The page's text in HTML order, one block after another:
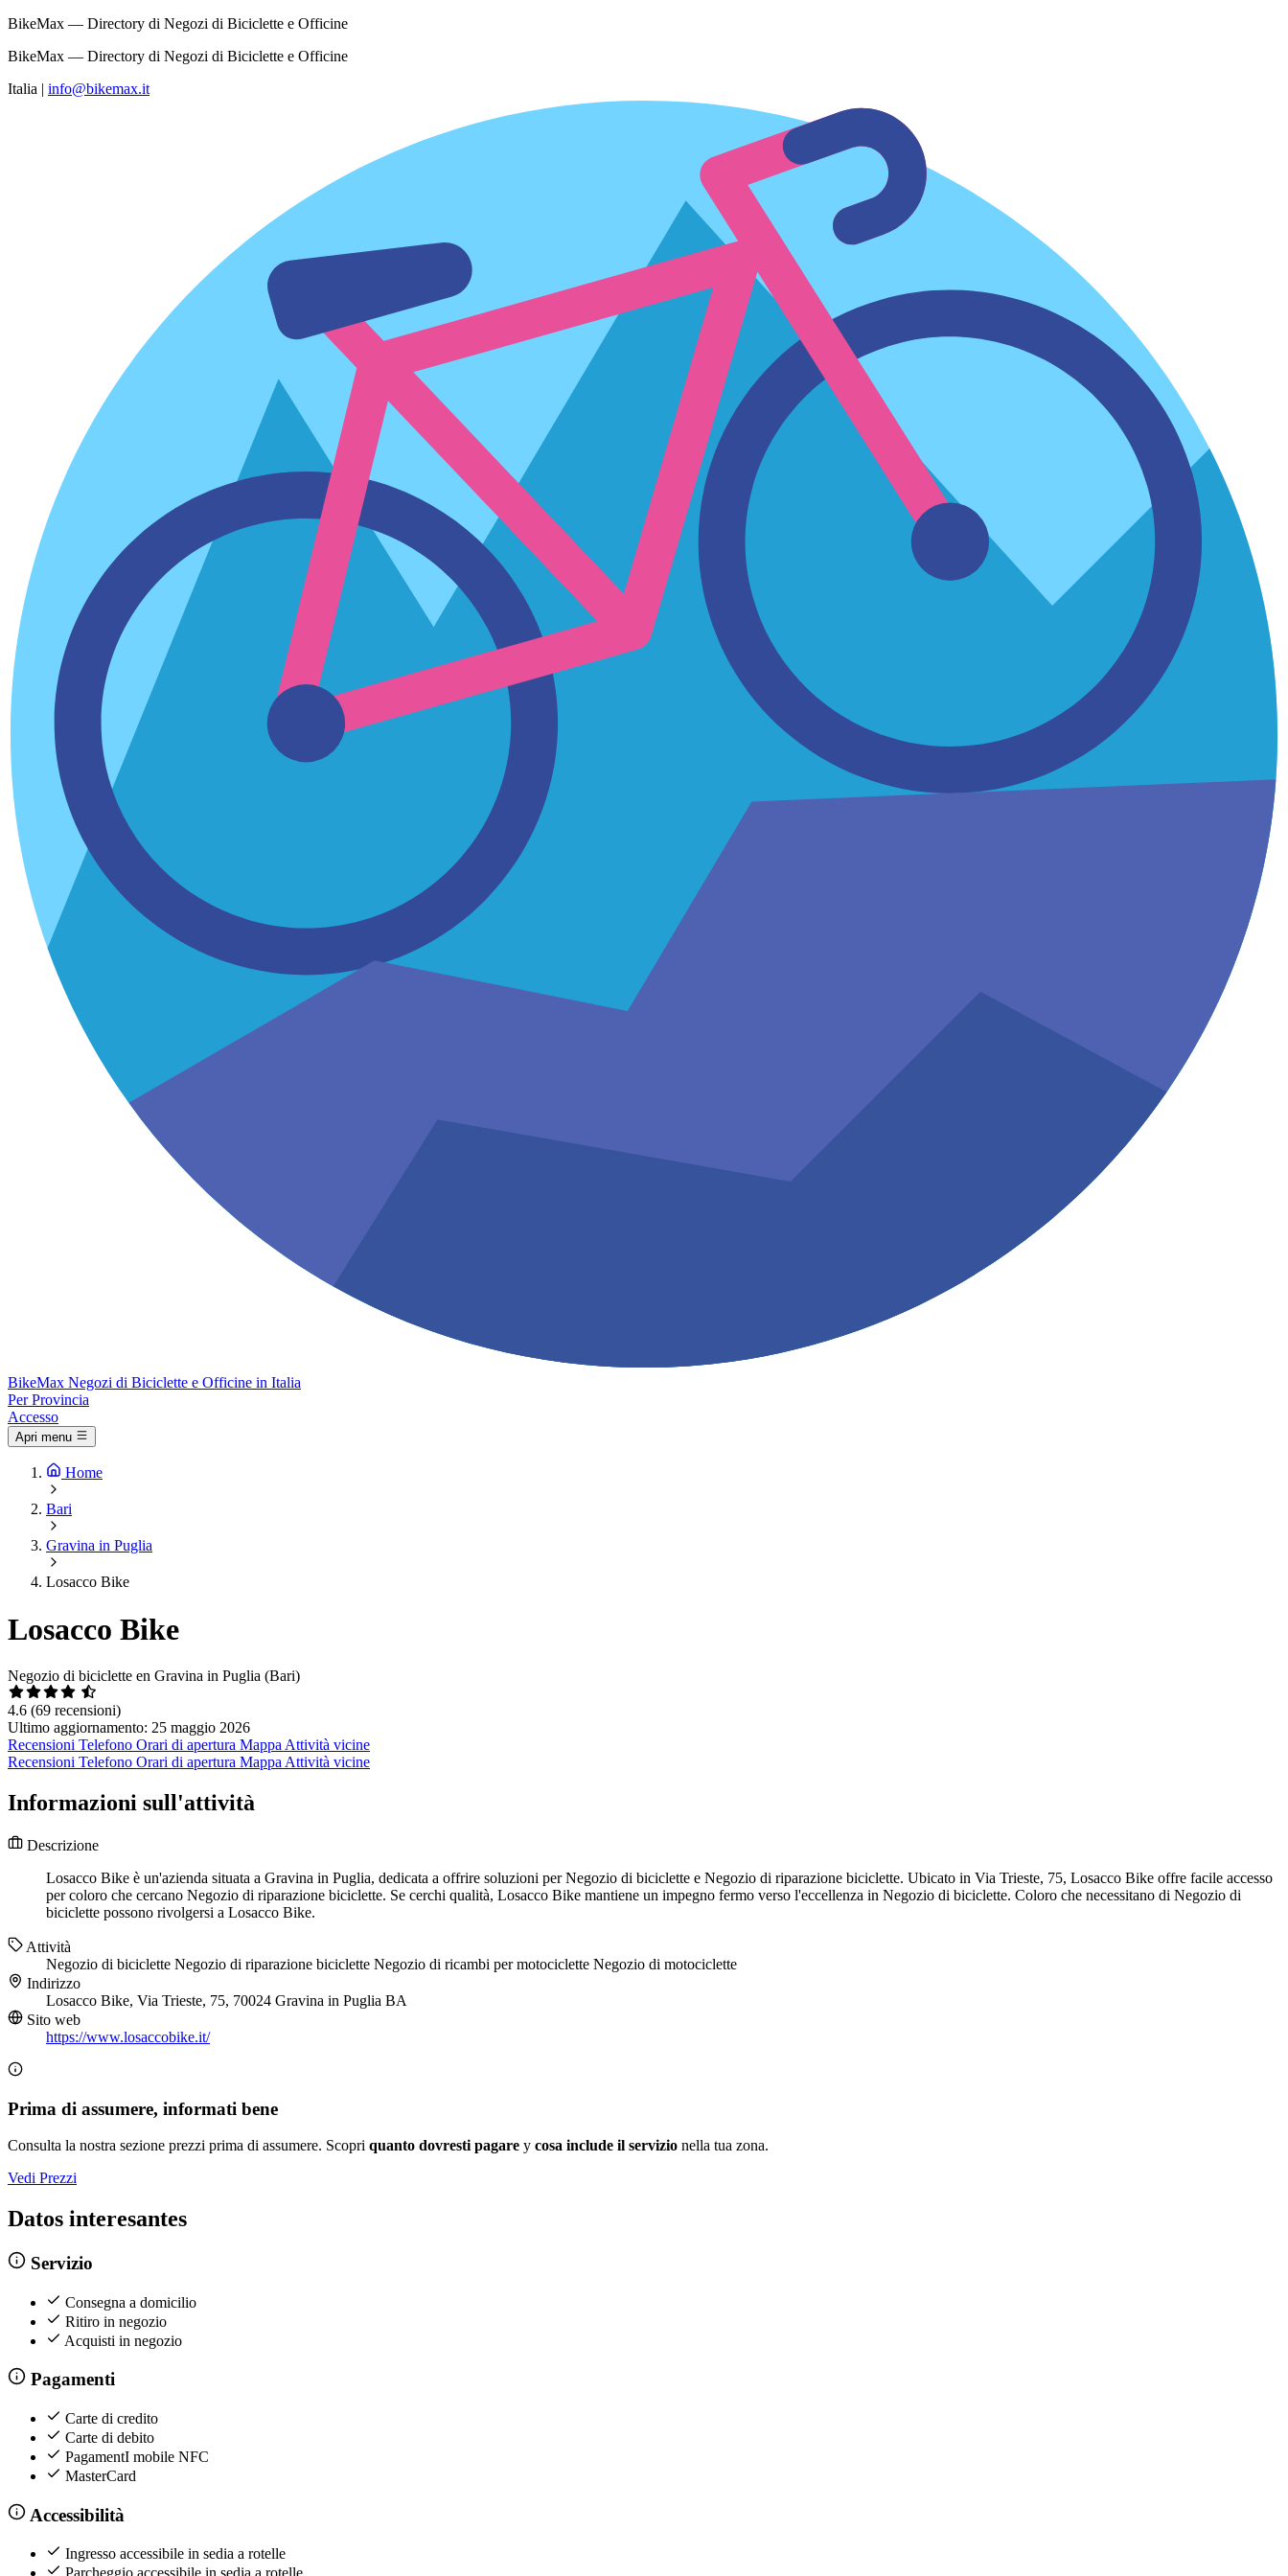
BikeMax — Directory di Negozi di Biciclette e Officine
BikeMax — Directory di Negozi di Biciclette e Officine
Italia | info@bikemax.it
BikeMax Negozi di Biciclette e Officine in Italia
Per Provincia
Accesso
Apri menu
Home
Bari
Gravina in Puglia
Losacco Bike
Losacco Bike
Negozio di biciclette en Gravina in Puglia (Bari)
4.6 (69 recensioni)
Ultimo aggiornamento: 25 maggio 2026
Recensioni Telefono Orari di apertura Mappa Attività vicine
Recensioni Telefono Orari di apertura Mappa Attività vicine
Informazioni sull'attività
Descrizione
Losacco Bike è un'azienda situata a Gravina in Puglia, dedicata a offrire soluzioni per Negozio di biciclette e Negozio di riparazione biciclette. Ubicato in Via Trieste, 75, Losacco Bike offre facile accesso
per coloro che cercano Negozio di riparazione biciclette. Se cerchi qualità, Losacco Bike mantiene un impegno fermo verso l'eccellenza in Negozio di biciclette. Coloro che necessitano di Negozio di
biciclette possono rivolgersi a Losacco Bike.
Attività
Negozio di biciclette Negozio di riparazione biciclette Negozio di ricambi per motociclette Negozio di motociclette
Indirizzo
Losacco Bike, Via Trieste, 75, 70024 Gravina in Puglia BA
Sito web
https://www.losaccobike.it/
Prima di assumere, informati bene
Consulta la nostra sezione prezzi prima di assumere. Scopri quanto dovresti pagare y cosa include il servizio nella tua zona.
Vedi Prezzi
Datos interesantes
Servizio
Consegna a domicilio
Ritiro in negozio
Acquisti in negozio
Pagamenti
Carte di credito
Carte di debito
PagamentI mobile NFC
MasterCard
Accessibilità
Ingresso accessibile in sedia a rotelle
Parcheggio accessibile in sedia a rotelle